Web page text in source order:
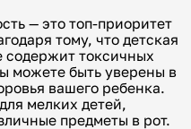
— это топ-приоритет
тому, что детская
содержит токсичных
можете быть уверены в
вашего ребенка.
мелких детей,
предметы в рот.